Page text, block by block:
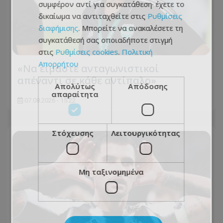
«Να είμαστε ανταγωνιστικοί
απέναντι σε κάθε αντίπαλο»
07.08.2026 - 15:22
συμφέρον αντί για συγκατάθεση· έχετε το
δικαίωμα να αντιταχθείτε στις Ρυθμίσεις
διαφήμισης. Μπορείτε να ανακαλέσετε τη
συγκατάθεσή σας οποιαδήποτε στιγμή
στις Ρυθμίσεις cookies. Πολιτική
Απορρήτου
Απολύτως
απαραίτητα
Απόδοσης
Στόχευσης Λειτουργικότητας
Μη ταξινομημένα